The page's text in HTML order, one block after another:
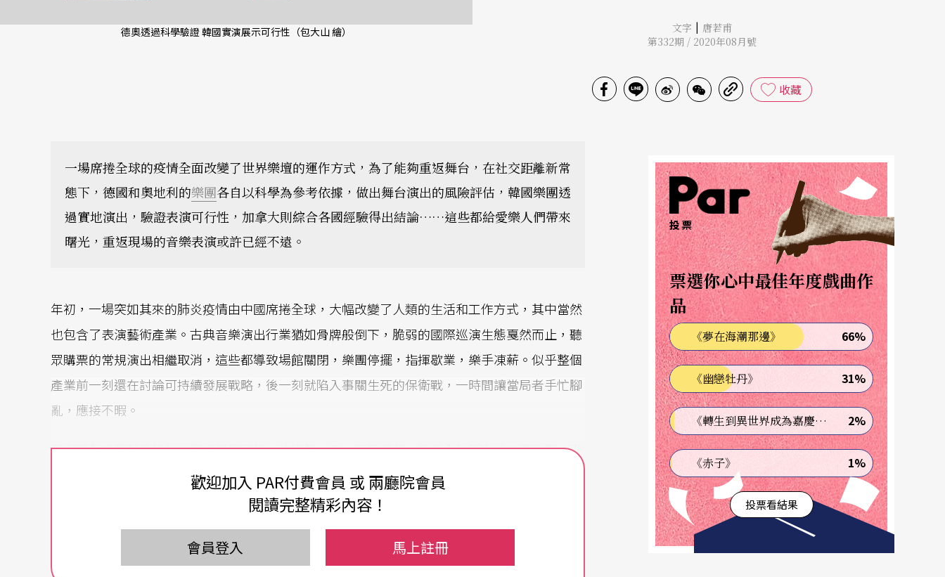
德奧透過科學驗證 韓國實演展示可行性（包大山 繪） 文字 | 唐若甫
第332期 / 2020年08月號
收藏
一場席捲全球的疫情全面改變了世界樂壇的運作方式，為了能夠重返舞台，在社交距離新常
態下，德國和奧地利的樂團各自以科學為參考依據，做出舞台演出的風險評估，韓國樂團透
過實地演出，驗證表演可行性，加拿大則綜合各國經驗得出結論……這些都給愛樂人們帶來
曙光，重返現場的音樂表演或許已經不遠。
年初，一場突如其來的肺炎疫情由中國席捲全球，大幅改變了人類的生活和工作方式，其中當然
也包含了表演藝術產業。古典音樂演出行業猶如骨牌般倒下，脆弱的國際巡演生態戛然而止，聽
眾購票的常規演出相繼取消，這些都導致場館關閉，樂團停擺，指揮歇業，樂手凍薪。似乎整個
產業前一刻還在討論可持續發展戰略，後一刻就陷入事關生死的保衛戰，一時間讓當局者手忙腳
亂，應接不暇。
具有勞動密集型特質的交響樂團受到第一波衝擊，三、四月份起，幾乎全球所有的交響樂團，從
美利堅到阿根廷，從俄羅斯到紐西蘭，都因為各國頒布的社交距離規定和集會禁令而暫停樂季，
有的則轉至線上以便持續保持熱度。社交距離新常態下，德國和奧地利的樂團各自以科學為參考
依據，做出重返舞台的風險評估，韓國樂團則不約而同地恢復演出，加拿大綜合各國經驗得出結
論……這些都給人們帶來希望曙光。
歡迎加入 PAR付費會員 或 兩廳院會員
閱讀完整精彩內容！
會員登入 馬上註冊
投票
票選你心中最佳年度戲曲作
品
《夢在海潮那邊》 66%
《幽戀牡丹》 31%
《轉生到異世界成為嘉慶君—發現我的祖先是詐騙集團!?》 2%
《赤子》 1%
投票看結果